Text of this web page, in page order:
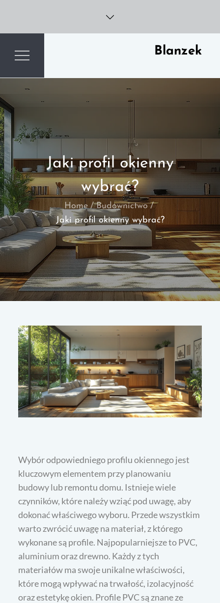
content
Blanzek
Jaki profil okienny
wybrać?
Home
Budownictwo
Jaki profil okienny wybrać?
Wybór odpowiedniego profilu okiennego jest
kluczowym elementem przy planowaniu
budowy lub remontu domu. Istnieje wiele
czynników, które należy wziąć pod uwagę, aby
dokonać właściwego wyboru. Przede wszystkim
warto zwrócić uwagę na materiał, z którego
wykonane są profile. Najpopularniejsze to PVC,
aluminium oraz drewno. Każdy z tych
materiałów ma swoje unikalne właściwości,
które mogą wpływać na trwałość, izolacyjność
oraz estetykę okien. Profile PVC są znane ze